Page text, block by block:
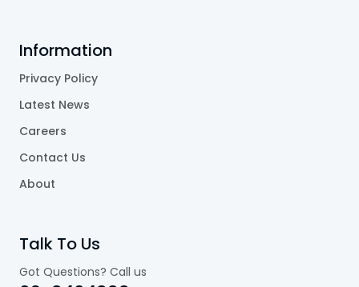
Information
Privacy Policy
Latest News
Careers
Contact Us
About
Talk To Us
Got Questions? Call us